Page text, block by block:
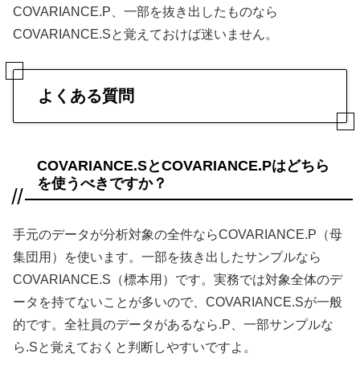
COVARIANCE.P、一部を抜き出したものなら
COVARIANCE.Sと覚えておけば迷いません。
よくある質問
COVARIANCE.SとCOVARIANCE.Pはどちら
を使うべきですか？
手元のデータが分析対象の全件ならCOVARIANCE.P（母
集団用）を使います。一部を抜き出したサンプルなら
COVARIANCE.S（標本用）です。実務では対象全体のデ
ータを持てないことが多いので、COVARIANCE.Sが一般
的です。全社員のデータがあるなら.P、一部サンプルな
ら.Sと覚えておくと判断しやすいですよ。